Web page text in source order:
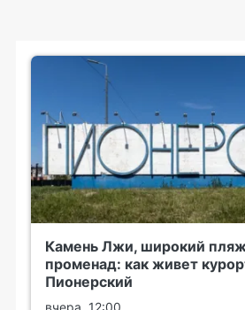
Камень Лжи, широкий
променад: как живет
Пионерский
вчера, 12:00